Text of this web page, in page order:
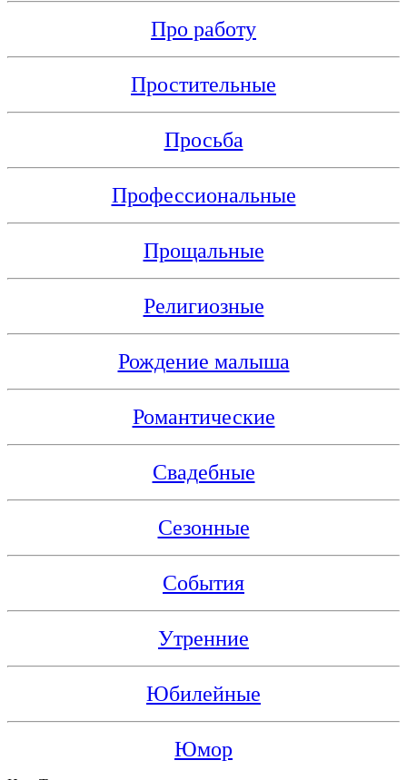
Про работу
Простительные
Просьба
Профессиональные
Прощальные
Религиозные
Рождение малыша
Романтические
Свадебные
Сезонные
События
Утренние
Юбилейные
Юмор